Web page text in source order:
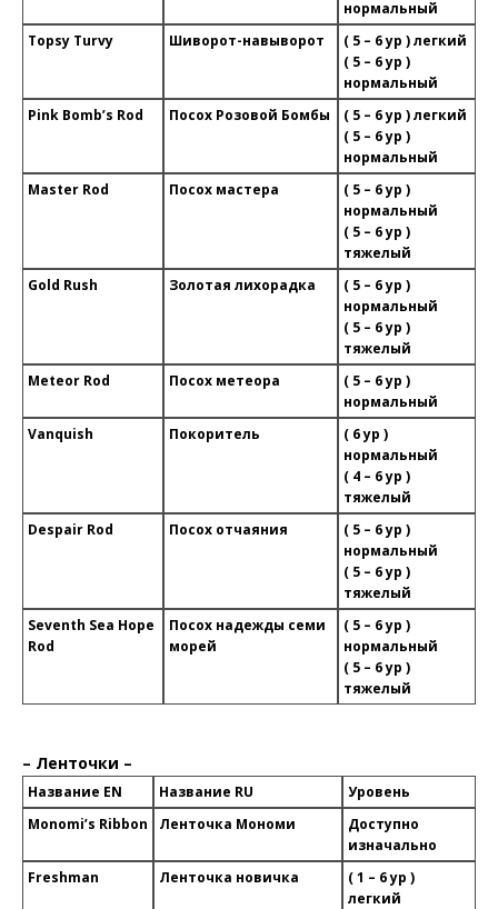
нормальный
Topsy Turvy
Шиворот-навыворот
( 5 – 6 ур ) легкий
( 5 – 6 ур )
нормальный
Pink Bomb’s Rod
Посох Розовой Бомбы
( 5 – 6 ур ) легкий
( 5 – 6 ур )
нормальный
Master Rod
Посох мастера
( 5 – 6 ур )
нормальный
( 5 – 6 ур )
тяжелый
Gold Rush
Золотая лихорадка
( 5 – 6 ур )
нормальный
( 5 – 6 ур )
тяжелый
Meteor Rod
Посох метеора
( 5 – 6 ур )
нормальный
Vanquish
Покоритель
( 6 ур )
нормальный
( 4 – 6 ур )
тяжелый
Despair Rod
Посох отчаяния
( 5 – 6 ур )
нормальный
( 5 – 6 ур )
тяжелый
Seventh Sea Hope
Rod
Посох надежды семи
морей
( 5 – 6 ур )
нормальный
( 5 – 6 ур )
тяжелый
– Ленточки –
Название EN Название RU
Уровень
Monomi’s Ribbon
Ленточка Мономи
Доступно
изначально
Freshman
Ленточка новичка
( 1 – 6 ур )
легкий